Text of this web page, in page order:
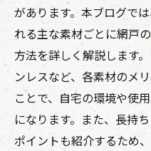
があります。本ブログで
れる主な素材ごとに網戸
方法を詳しく解説します
ンレスなど、各素材のメ
ことで、自宅の環境や使
になります。また、長持
ポイントも紹介するため